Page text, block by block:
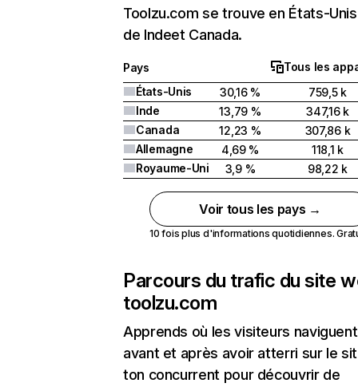
Toolzu.com se trouve en États-
de Indeet Canada.
Pays
Tous les
États-Unis
30,16 %
759,5 k
Inde
13,79 %
347,16 k
Canada
12,23 %
307,86 k
Allemagne
4,69 %
118,1 k
Royaume-Uni
3,9 % 98,22 k
Voir tous les pays →
10 fois plus d'informations quotidiennes.
Parcours du trafic du site
toolzu.com
Apprends où les visiteurs naviguent
avant et après avoir atterri sur le
ton concurrent pour découvrir de